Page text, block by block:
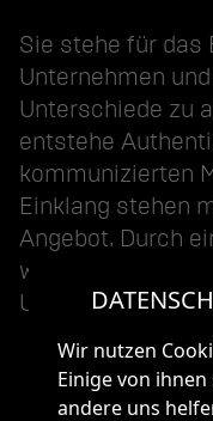
Wir nutzen
Einige von
andere uns
Sie stehe für das
Unternehmen
Unterschiede zu
entstehe
kommunizierten
Einklang stehen
Angebot. Durch
werden
Unternehmens.